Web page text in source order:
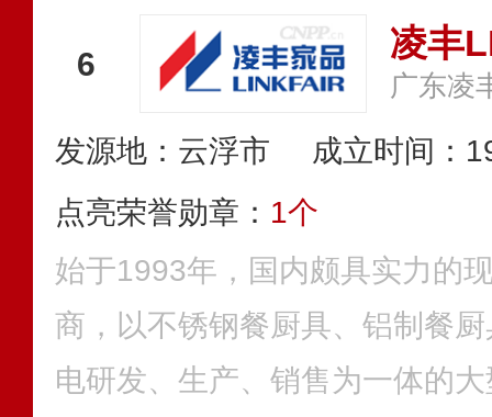
6 凌丰
广东凌
发源地：云浮市
成立时间：
点亮荣誉勋章： 1个
始于1993年，国内颇具实力的
商，以不锈钢餐厨具、铝制餐
电研发、生产、销售为一体的